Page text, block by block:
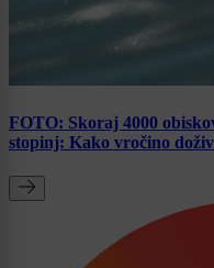
FOTO: Skoraj 4000
stopinj: Kako vročino